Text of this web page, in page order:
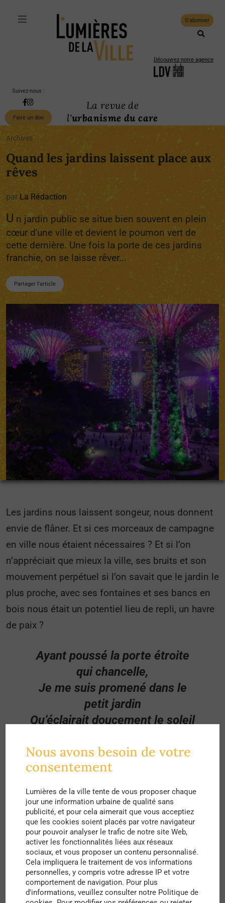
S'abonner
Découvrez notre agence
Suivez-nous :
Faire un don
La revue de
l'urbanisme du care
Archives
Quand les jardins laissent place aux
rêves
par La Rédaction
U n jardin public se situe bien souvent en plein
cœur d'une ville et devient le poumon vert de
cette dernière. Une fois la porte de ces jardins
franchie, on se laisse rêver...
Partager l'article
Les jardins nous laissent songeur, nous donnent
envie de flâner. Et si ces morceaux de campagne
en ville nous étaient nécessaires ? Et si l’on
n’appréciait que mieux la ville, ses bruits et son
mouvement perpétuel si l’on savait que le jardin le
plus proche, avec ses fontaines et ses bancs en
bois nous était un potentiel lieu de repli, un havre
de paix ?
Ayant poussé la porte étroite
qui chancelle,
Je me suis promené dans le
petit jardin
Qu’éclairait doucement le soleil
Pailletant chaque fleur d’une
humide étincelle.
(…)
Paul Verlaine,Après trois ans
Nous avons besoin de votre
consentement
Lumières de la ville tente de vous proposer chaque
jour une information urbaine de qualité sans
publicité, et pour cela aimerait que vous acceptiez
que les cookies soient placés par votre navigateur
pour pouvoir analyser le trafic de notre site Web,
activer les fonctionnalités liées aux réseaux
sociaux, et vous proposer un contenu personnalisé.
Cela impliquera le traitement de vos informations
personnelles, y compris votre adresse IP et votre
comportement de navigation. Pour plus
d'informations, veuillez consulter notre Politique de